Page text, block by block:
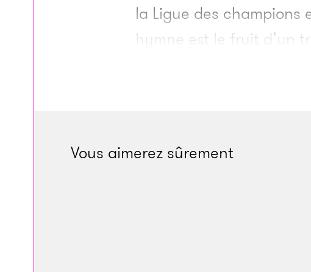
la Ligue des champions
hymne est le fruit d’un
un jour d’ennui, dans
football, dirigée par
Vous aimerez sûrement